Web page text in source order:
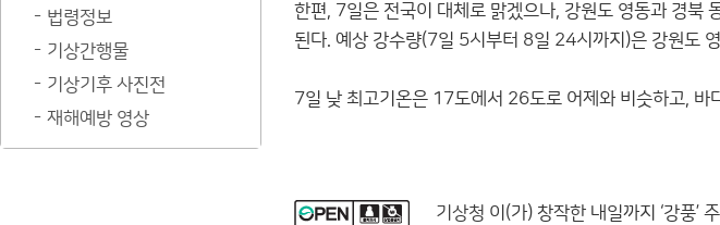
법령정보
기상간행물
기상기후 사진전
재해예방 영상
한편, 7일은 전국이 대체로 맑겠으나, 강원도 영동과 경북
된다. 예상 강수량(7일 5시부터 8일 24시까지)은 강원도
7일 낮 최고기온은 17도에서 26도로 어제와 비슷하고,
기상청 이(가) 창작한 내일까지 ‘강풍’